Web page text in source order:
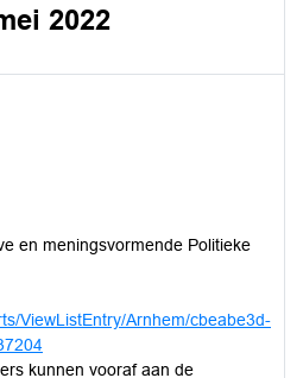
2022
en meningsvormende Politieke
ViewListEntry/Arnhem/cbeabe3d-
kunnen vooraf aan de